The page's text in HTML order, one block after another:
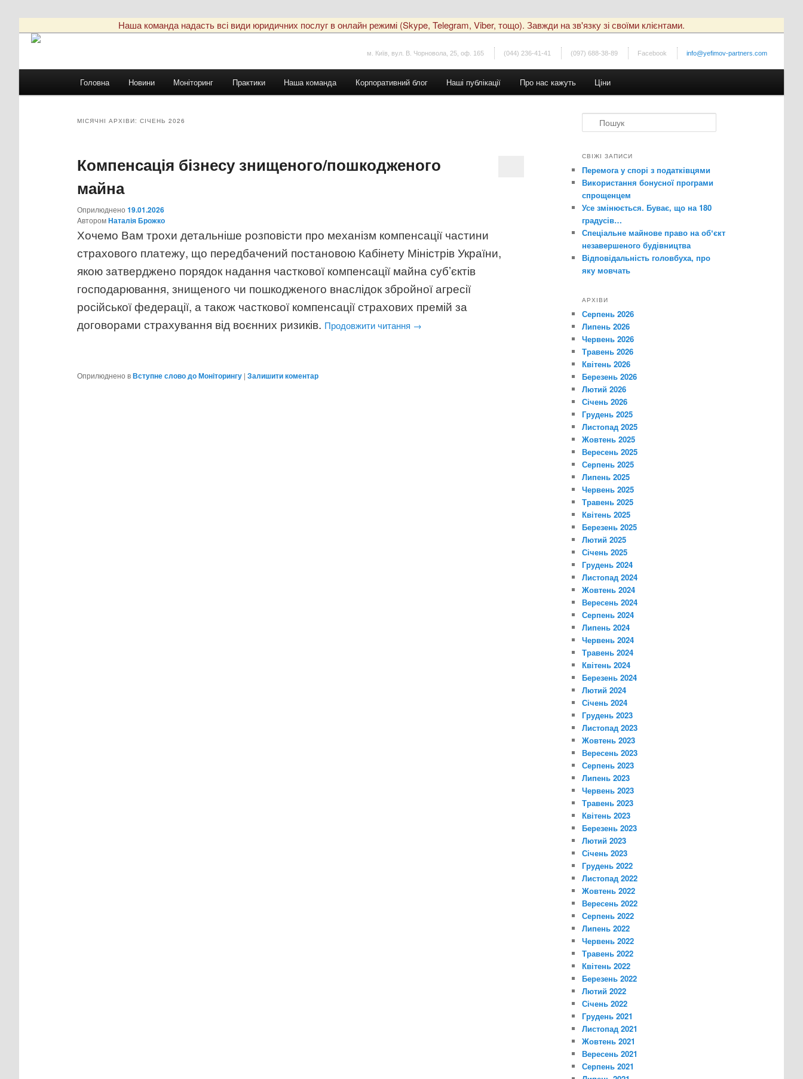
Наша команда надасть всі види юридичних послуг в онлайн режимі (Skype, Telegram, Viber, тощо). Завжди на зв'язку зі своїми клієнтами.
м. Київ, вул. В. Чорновола, 25, оф. 165 (044) 236-41-41 (097) 688-38-89 Facebook info@yefimov-partners.com
Перейти
вмісту
Перейти
вмісту
Головна Новини Моніторинг Практики Наша команда Корпоративний блог Наші публікації Про нас кажуть Ціни
МІСЯЧНІ АРХІВИ:СІЧЕНЬ 2026
Компенсація бізнесу знищеного/пошкодженого
майна
Оприлюднено19.01.2026
AвторомНаталія Брожко
Хочемо Вам трохи детальніше розповісти про механізм компенсації частини
страхового платежу, що передбачений постановою Кабінету Міністрів України,
якою затверджено порядок надання часткової компенсації майна субʼєктів
господарювання, знищеного чи пошкодженого внаслідок збройної агресії
російської федерації, а також часткової компенсації страхових премій за
договорами страхування від воєнних ризиків. Продовжити читання →
Оприлюднено вВступне слово до Моніторингу |Залишити коментар
о
у
СВІЖІ ЗАПИСИ
Перемога у спорі з податківцями
Використання бонусної програми
спрощенцем
Усе змінюється. Буває, що на 180
градусів…
Спеціальне майнове право на обʼєкт
незавершеного будівництва
Відповідальність головбуха, про
яку мовчать
АРХІВИ
Серпень 2026
Липень 2026
Червень 2026
Травень 2026
Квітень 2026
Березень 2026
Лютий 2026
Січень 2026
Грудень 2025
Листопад 2025
Жовтень 2025
Вересень 2025
Серпень 2025
Липень 2025
Червень 2025
Травень 2025
Квітень 2025
Березень 2025
Лютий 2025
Січень 2025
Грудень 2024
Листопад 2024
Жовтень 2024
Вересень 2024
Серпень 2024
Липень 2024
Червень 2024
Травень 2024
Квітень 2024
Березень 2024
Лютий 2024
Січень 2024
Грудень 2023
Листопад 2023
Жовтень 2023
Вересень 2023
Серпень 2023
Липень 2023
Червень 2023
Травень 2023
Квітень 2023
Березень 2023
Лютий 2023
Січень 2023
Грудень 2022
Листопад 2022
Жовтень 2022
Вересень 2022
Серпень 2022
Липень 2022
Червень 2022
Травень 2022
Квітень 2022
Березень 2022
Лютий 2022
Січень 2022
Грудень 2021
Листопад 2021
Жовтень 2021
Вересень 2021
Серпень 2021